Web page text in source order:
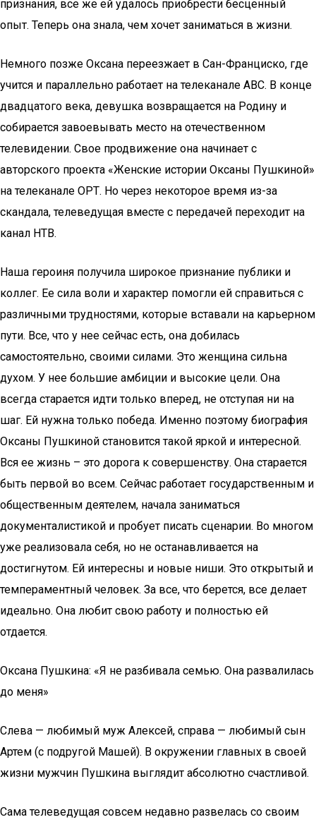
признания, все же ей удалось приобрести бесценный
опыт. Теперь она знала, чем хочет заниматься в жизни.
Немного позже Оксана переезжает в Сан-Франциско, где
учится и параллельно работает на телеканале АВС. В конце
двадцатого века, девушка возвращается на Родину и
собирается завоевывать место на отечественном
телевидении. Свое продвижение она начинает с
авторского проекта «Женские истории Оксаны Пушкиной»
на телеканале ОРТ. Но через некоторое время из-за
скандала, телеведущая вместе с передачей переходит на
канал НТВ.
Наша героиня получила широкое признание публики и
коллег. Ее сила воли и характер помогли ей справиться с
различными трудностями, которые вставали на карьерном
пути. Все, что у нее сейчас есть, она добилась
самостоятельно, своими силами. Это женщина сильна
духом. У нее большие амбиции и высокие цели. Она
всегда старается идти только вперед, не отступая ни на
шаг. Ей нужна только победа. Именно поэтому биография
Оксаны Пушкиной становится такой яркой и интересной.
Вся ее жизнь – это дорога к совершенству. Она старается
быть первой во всем. Сейчас работает государственным и
общественным деятелем, начала заниматься
документалистикой и пробует писать сценарии. Во многом
уже реализовала себя, но не останавливается на
достигнутом. Ей интересны и новые ниши. Это открытый и
темпераментный человек. За все, что берется, все делает
идеально. Она любит свою работу и полностью ей
отдается.
Оксана Пушкина: «Я не разбивала семью. Она развалилась
до меня»
Слева — любимый муж Алексей, справа — любимый сын
Артем (с подругой Машей). В окружении главных в своей
жизни мужчин Пушкина выглядит абсолютно счастливой.
Сама телеведущая совсем недавно развелась со своим